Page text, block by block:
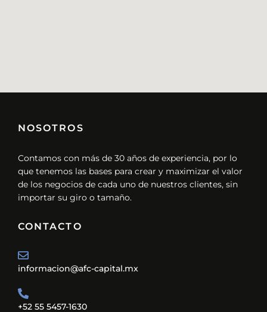
NOSOTROS
Contamos con más de 30 años de experiencia, por lo
que tenemos las bases para crear y maximizar el valor
de los negocios de cada uno de nuestros clientes, sin
importar su giro o tamaño.
CONTACTO
informacion@afc-capital.mx
+52 55 5457-1630